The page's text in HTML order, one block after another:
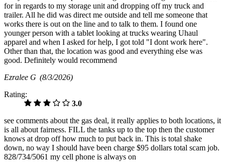
for in regards to my storage unit and dropping off my truck and
trailer. All he did was direct me outside and tell me someone that
works there is out on the line and to talk to them. I found one
younger person with a tablet looking at trucks wearing Uhaul
apparel and when I asked for help, I got told "I dont work here".
Other than that, the location was good and everything else was
good. Definitely would recommend
Ezralee G (8/3/2026)
Rating:
3.0
see comments about the gas deal, it really applies to both locations, it
is all about fairness. FILL the tanks up to the top then the customer
knows at drop off how much to put back in. This is total shake
down, no way I should have been charge $95 dollars total scam job.
828/734/5061 my cell phone is always on